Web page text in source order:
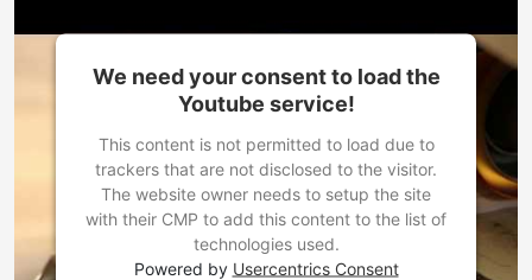
We need your consent to load the
Youtube service!
This content is not permitted to load due to
trackers that are not disclosed to the visitor.
The website owner needs to setup the site
with their CMP to add this content to the list of
technologies used.
Powered by Usercentrics Consent